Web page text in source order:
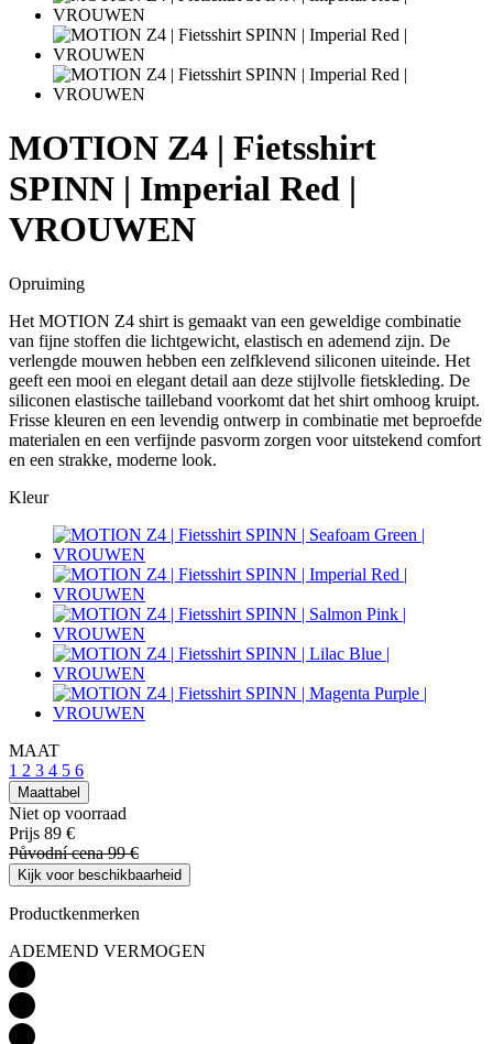
MOTION Z4 | Fietsshirt
SPINN | Imperial Red |
VROUWEN
Opruiming
Het MOTION Z4 shirt is gemaakt van een geweldige combinatie
van fijne stoffen die lichtgewicht, elastisch en ademend zijn. De
verlengde mouwen hebben een zelfklevend siliconen uiteinde. Het
geeft een mooi en elegant detail aan deze stijlvolle fietskleding. De
siliconen elastische tailleband voorkomt dat het shirt omhoog kruipt.
Frisse kleuren en een levendig ontwerp in combinatie met beproefde
materialen en een verfijnde pasvorm zorgen voor uitstekend comfort
en een strakke, moderne look.
Kleur
MAAT
1 2 3 4 5 6
Maattabel
Niet op voorraad
Prijs 89 €
Původní cena99 €
Kijk voor beschikbaarheid
Productkenmerken
ADEMEND VERMOGEN